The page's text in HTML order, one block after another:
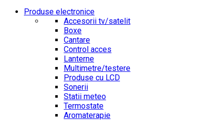
Produse electronice
Accesorii tv/satelit
Boxe
Cantare
Control acces
Lanterne
Multimetre/testere
Produse cu LCD
Sonerii
Statii meteo
Termostate
Aromaterapie